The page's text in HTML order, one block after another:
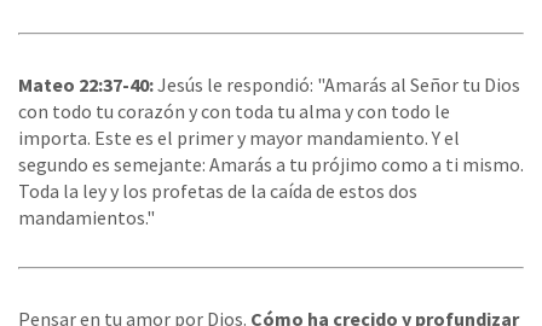
Mateo 22:37-40:Jesús le respondió: "Amarás al Señor tu Dios
con todo tu corazón y con toda tu alma y con todo le
importa. Este es el primer y mayor mandamiento. Y el
segundo es semejante: Amarás a tu prójimo como a ti mismo.
Toda la ley y los profetas de la caída de estos dos
mandamientos."
Pensar en tu amor por Dios. Cómo ha crecido y profundizar